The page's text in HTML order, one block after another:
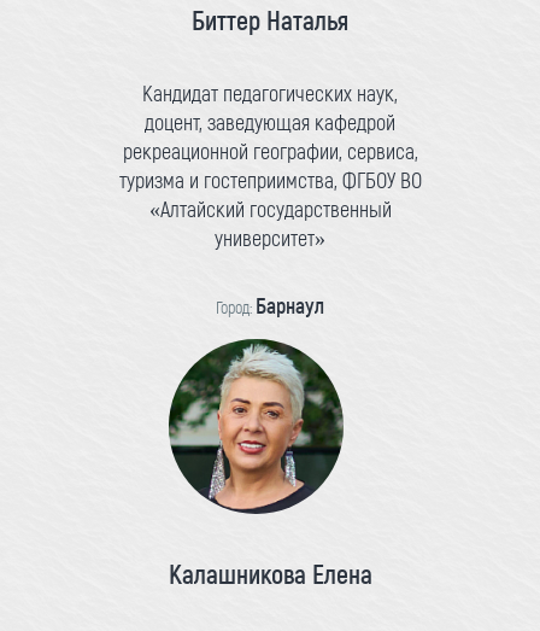
Биттер Наталья
Кандидат педагогических наук,
доцент, заведующая кафедрой
рекреационной географии, сервиса,
туризма и гостеприимства, ФГБОУ ВО
«Алтайский государственный
университет»
Город: Барнаул
Калашникова Елена